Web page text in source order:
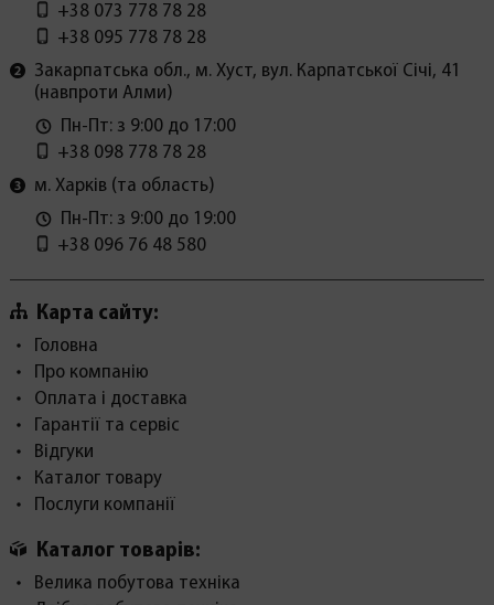
+38 073 778 78 28
+38 095 778 78 28
Закарпатська обл., м. Хуст, вул. Карпатської Січі, 41
(навпроти Алми)
Пн-Пт: з 9:00 до 17:00
+38 098 778 78 28
м. Харків (та область)
Пн-Пт: з 9:00 до 19:00
+38 096 76 48 580
Карта сайту:
Головна
Про компанію
Оплата і доставка
Гарантії та сервіс
Відгуки
Каталог товару
Послуги компанії
Каталог товарів:
Велика побутова техніка